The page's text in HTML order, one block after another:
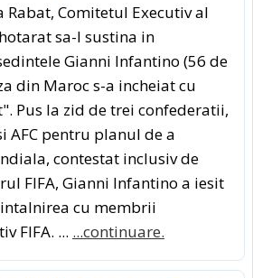
Comitetul Executiv al
sa-l sustina in
Gianni Infantino (56 de
din Maroc s-a incheiat cu
Pus la zid de trei confederatii,
AFC pentru planul de a
contestat inclusiv de
FIFA, Gianni Infantino a iesit
cu membrii
FIFA. ... ...continuare.